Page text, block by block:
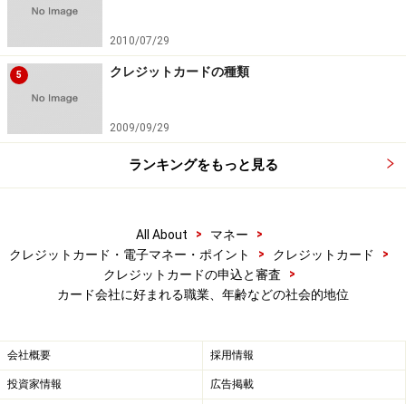
い収入も安定性も望みにくい職業で評価は低くなりま
す。この場合は審査対象が配偶者や親になるので、評点
は本人よりも配偶者や親の雇用形態次第となりがちで
す。
無職、ニート、家事手伝いなど実質的な収入が見込めな
いこれらの人たちは審査を受ける上でもっとも不利とい
えます。ほとんどのカード会社が重視する「継続的な収
にすらならない可能性もあります。
しかし、カード会社はスコアリングに特色を出そうとし
「主婦に重点を置いている会社」もありますから、その
特徴を知ることもカードに強くなるコツとなります。
2010/07/29
5 クレジットカードの種類
2009/09/29
ランキングをもっと見る
All About > マネー
>
クレジットカード・電子マネー・ポイント
> クレジットカード
>
クレジットカードの申込と審査
>
カード会社に好まれる職業、年齢などの社会的地位
会社概要 採用情報
投資家情報 広告掲載